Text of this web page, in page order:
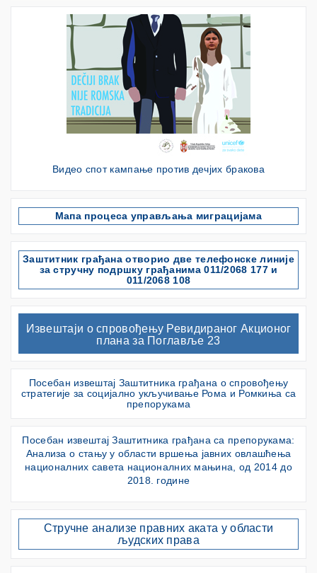
Видео спот кампање против дечјих бракова
Мапа процеса управљања миграцијама
Заштитник грађана отворио две телефонске линије
за стручну подршку грађанима 011/2068 177 и
011/2068 108
Извештаји о спровођењу Ревидираног Акционог
плана за Поглавље 23
Посебан извештај Заштитника грађана о спровођењу
стратегије за социјално укључивање Рома и Ромкиња са
препорукама
Посебан извештај Заштитника грађана са препорукама:
Анализа о стању у области вршења јавних овлашћења
националних савета националних мањина, од 2014 до
2018. године
Стручне анализе правних аката у области
људских права